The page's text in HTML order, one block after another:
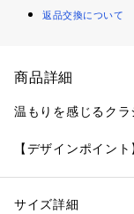
返品交換について
商品詳細
温もりを感じるク
【デザインポイント
性別：キッズ・ベビー
サイズ詳細